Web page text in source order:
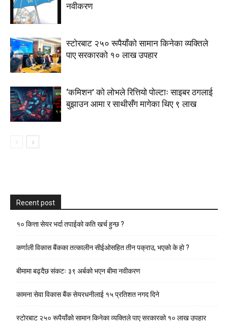
नवीकरण
स्टाेरबाट २५० रूपैयाँको सामान किनेका व्यक्तिले
पाए सरकारको १० लाख उपहार
‘कमिशन’ को लोभले रित्तियो पोल्टाः साइबर ठगलाई
बुझाउन आमा र साथीसँग मागेका थिए ९ लाख
Recent post
१० कित्ता सेयर भर्दा तपाईको कति खर्च हुन्छ ?
कर्णाली विकास बैंकका तत्कालीन सीईओसहित तीन पक्राउ, भएकाे के हाे ?
बीमामा बढ्दैछ संकटः ३९ अर्बको भएन बीमा नवीकरण
कामना सेवा विकास बैंक सेयरधनीलाई १५ प्रतिशत नगद दिने
स्टाेरबाट २५० रूपैयाँको सामान किनेका व्यक्तिले पाए सरकारको १० लाख उपहार